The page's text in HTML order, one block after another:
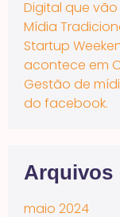
Digital que
Mídia
Startup
acontece em
Gestão de
do facebook.
Arquivos
maio 2024